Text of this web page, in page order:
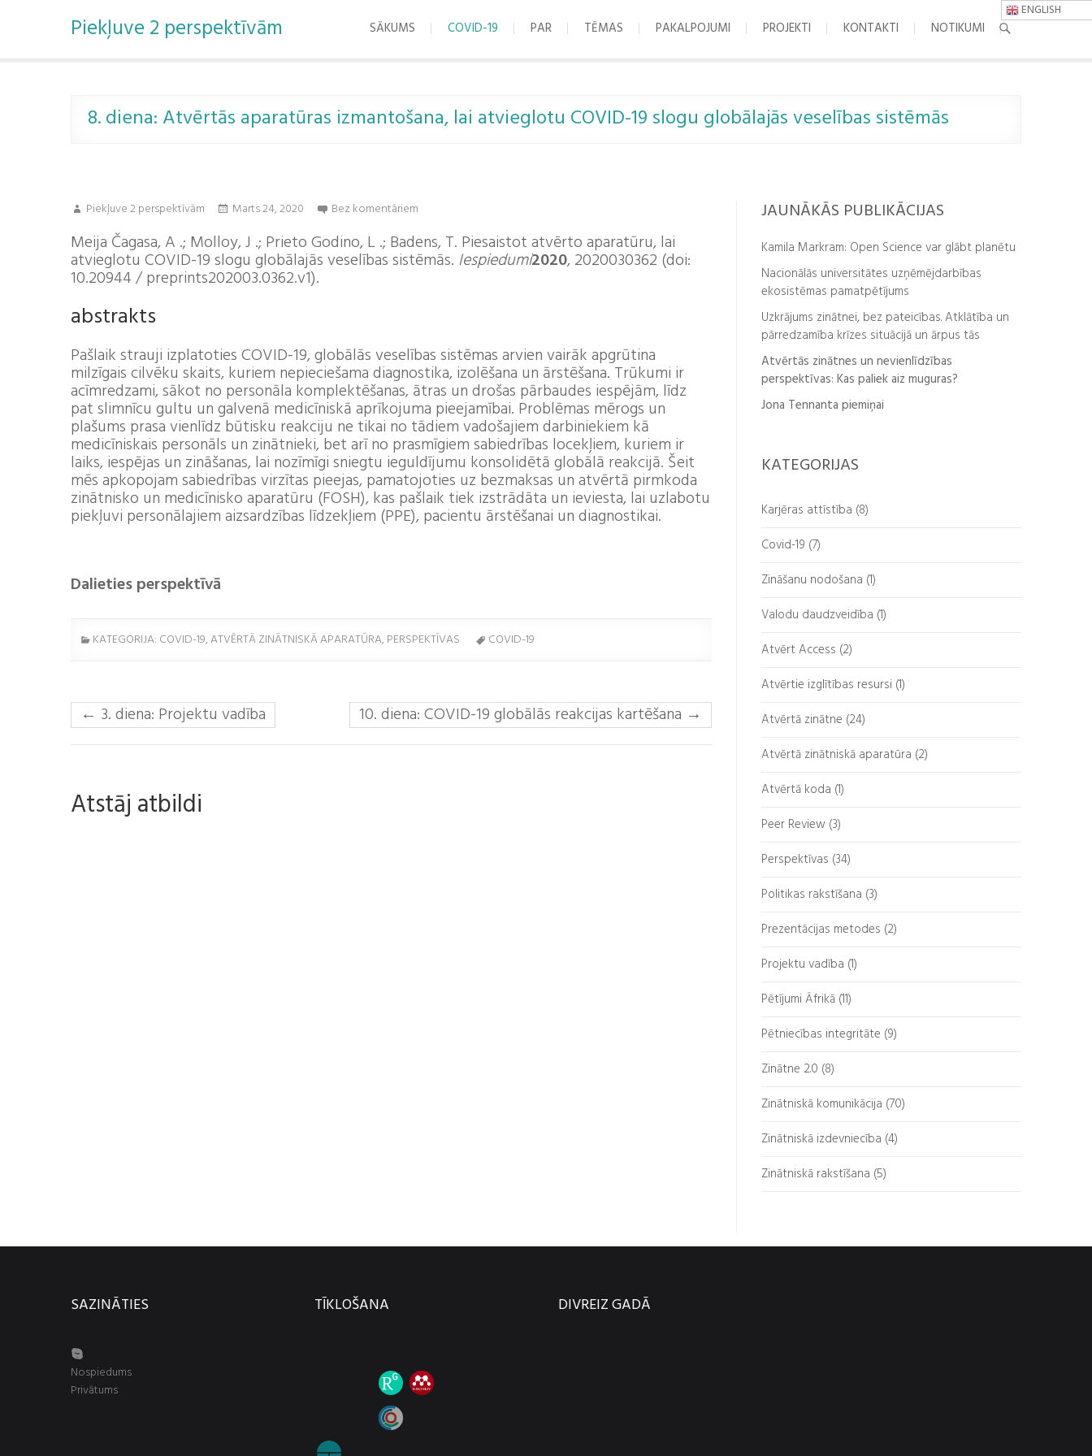
i
Piekļuve 2 perspektīvām SĀKUMS COVID-19 PAR TĒMAS PAKALPOJUMI PROJEKTI KONTAKTI NOTIKUMI
ENGLISH
8. diena: Atvērtās aparatūras izmantošana, lai atvieglotu COVID-19 slogu globālajās veselības sistēmās
Piekļuve 2 perspektīvām Marts 24, 2020 Bez komentāriem
Meija Čagasa, A .; Molloy, J .; Prieto Godino, L .; Badens, T. Piesaistot atvērto aparatūru, lai
atvieglotu COVID-19 slogu globālajās veselības sistēmās. Iespiedumi2020, 2020030362 (doi:
10.20944 / preprints202003.0362.v1).
abstrakts
Pašlaik strauji izplatoties COVID-19, globālās veselības sistēmas arvien vairāk apgrūtina
milzīgais cilvēku skaits, kuriem nepieciešama diagnostika, izolēšana un ārstēšana. Trūkumi ir
acīmredzami, sākot no personāla komplektēšanas, ātras un drošas pārbaudes iespējām, līdz
pat slimnīcu gultu un galvenā medicīniskā aprīkojuma pieejamībai. Problēmas mērogs un
plašums prasa vienlīdz būtisku reakciju ne tikai no tādiem vadošajiem darbiniekiem kā
medicīniskais personāls un zinātnieki, bet arī no prasmīgiem sabiedrības locekļiem, kuriem ir
laiks, iespējas un zināšanas, lai nozīmīgi sniegtu ieguldījumu konsolidētā globālā reakcijā. Šeit
mēs apkopojam sabiedrības virzītas pieejas, pamatojoties uz bezmaksas un atvērtā pirmkoda
zinātnisko un medicīnisko aparatūru (FOSH), kas pašlaik tiek izstrādāta un ieviesta, lai uzlabotu
piekļuvi personālajiem aizsardzības līdzekļiem (PPE), pacientu ārstēšanai un diagnostikai.
Dalieties perspektīvā
KATEGORIJA: COVID-19, ATVĒRTĀ ZINĀTNISKĀ APARATŪRA, PERSPEKTĪVAS COVID-19
← 3. diena: Projektu vadība 10. diena: COVID-19 globālās reakcijas kartēšana →
Atstāj atbildi
JAUNĀKĀS PUBLIKĀCIJAS
Kamila Markram: Open Science var glābt planētu
Nacionālās universitātes uzņēmējdarbības
ekosistēmas pamatpētījums
Uzkrājums zinātnei, bez pateicības. Atklātība un
pārredzamība krīzes situācijā un ārpus tās
Atvērtās zinātnes un nevienlīdzības
perspektīvas: Kas paliek aiz muguras?
Jona Tennanta piemiņai
KATEGORIJAS
Karjēras attīstība (8)
Covid-19 (7)
Zināšanu nodošana (1)
Valodu daudzveidība (1)
Atvērt Access (2)
Atvērtie izglītības resursi (1)
Atvērtā zinātne (24)
Atvērtā zinātniskā aparatūra (2)
Atvērtā koda (1)
Peer Review (3)
Perspektīvas (34)
Politikas rakstīšana (3)
Prezentācijas metodes (2)
Projektu vadība (1)
Pētījumi Āfrikā (11)
Pētniecības integritāte (9)
Zinātne 2.0 (8)
Zinātniskā komunikācija (70)
Zinātniskā izdevniecība (4)
Zinātniskā rakstīšana (5)
SAZINĀTIES
Nospiedums
Privātums
TĪKLOŠANA DIVREIZ GADĀ